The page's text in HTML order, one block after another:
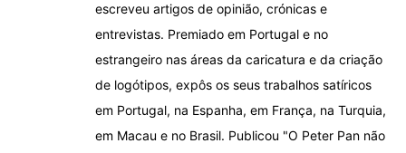
escreveu artigos de opinião, crónicas e
entrevistas. Premiado em Portugal e no
estrangeiro nas áreas da caricatura e da criação
de logótipos, expôs os seus trabalhos satíricos
em Portugal, na Espanha, em França, na Turquia,
em Macau e no Brasil. Publicou "O Peter Pan não